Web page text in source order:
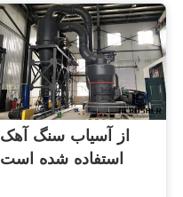
از آسیاب سنگ آهک
استفاده شده است